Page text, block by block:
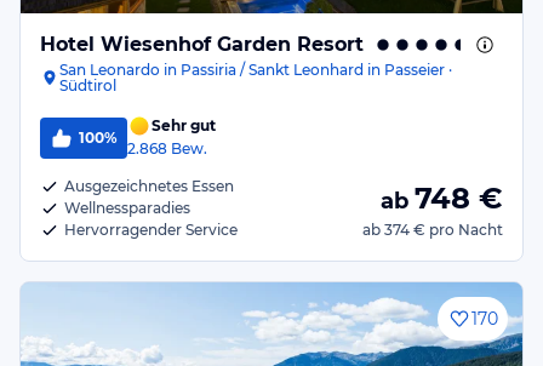
Hotel Wiesenhof Garden Resort
San Leonardo in Passiria / Sankt Leonhard in Passeier ·
Südtirol
100%
Sehr gut
2.868 Bew.
Ausgezeichnetes Essen
Wellnessparadies
Hervorragender Service
ab 748 €
ab 374 € pro Nacht
170